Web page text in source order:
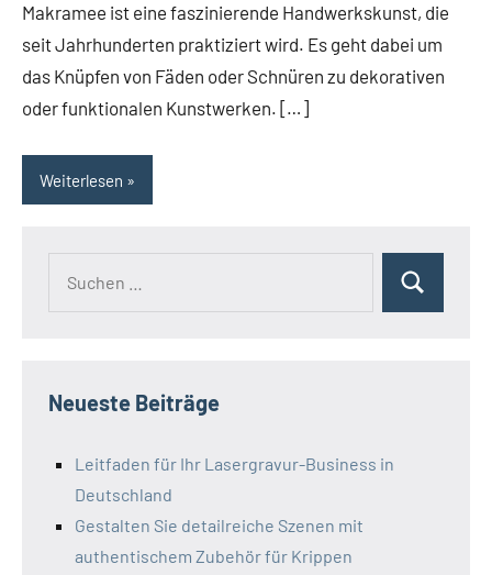
Makramee ist eine faszinierende Handwerkskunst, die
seit Jahrhunderten praktiziert wird. Es geht dabei um
das Knüpfen von Fäden oder Schnüren zu dekorativen
oder funktionalen Kunstwerken. […]
Weiterlesen
Neueste Beiträge
Leitfaden für Ihr Lasergravur-Business in
Deutschland
Gestalten Sie detailreiche Szenen mit
authentischem Zubehör für Krippen